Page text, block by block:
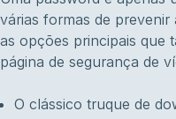
várias formas de prevenir
as opções principais que
página de segurança de
O clássico truque de